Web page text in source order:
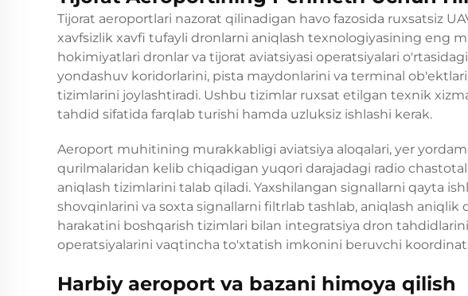
Tijorat aeroportlari nazorat qilinadigan havo fazosida ruxsatsiz
xavfsizlik xavfi tufayli dronlarni aniqlash texnologiyasining eng
hokimiyatlari dronlar va tijorat aviatsiyasi operatsiyalari
yondashuv koridorlarini, pista maydonlarini va terminal
tizimlarini joylashtiradi. Ushbu tizimlar ruxsat etilgan texnik
tahdid sifatida farqlab turishi hamda uzluksiz ishlashi kerak.
Aeroport muhitining murakkabligi aviatsiya aloqalari, yer
qurilmalaridan kelib chiqadigan yuqori darajadagi radio
aniqlash tizimlarini talab qiladi. Yaxshilangan signallarni qayta
shovqinlarini va soxta signallarni filtrlab tashlab, aniqlash aniqlik
harakatini boshqarish tizimlari bilan integratsiya dron
operatsiyalarini vaqtincha to'xtatish imkonini beruvchi
Harbiy aeroport va bazani himoya qilish